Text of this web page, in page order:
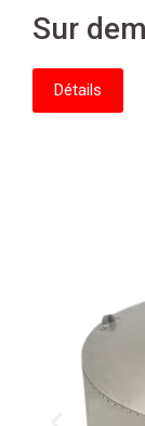
Sur
Détails